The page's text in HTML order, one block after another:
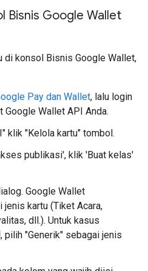
Bisnis Google Wallet
di konsol Bisnis Google Wallet,
Pay dan Wallet, lalu login
Google Wallet API Anda.
klik "Kelola kartu" tombol.
publikasi', klik 'Buat kelas'
Google Wallet
jenis kartu (Tiket Acara,
dll.). Untuk kasus
pilih "Generik" sebagai jenis